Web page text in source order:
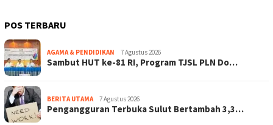
POS TERBARU
AGAMA & PENDIDIKAN 7 Agustus 2026
Sambut HUT ke-81 RI, Program TJSL PLN Do…
BERITA UTAMA 7 Agustus 2026
Pengangguran Terbuka Sulut Bertambah 3,3…